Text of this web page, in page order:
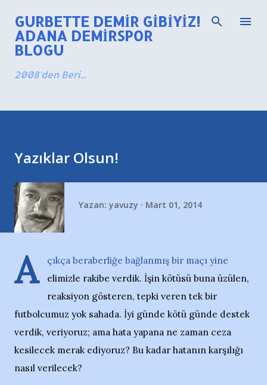
Ana içeriğe atla
GURBETTE DEMIR GIBIYIZ!
ADANA DEMIRSPOR
BLOGU
2008'den Beri...
Yazıklar Olsun!
Yazan: yavuzy Mart 01, 2014
A
çıkça beraberliğe bağlanmış bir maçı yine
elimizle rakibe verdik. İşin kötüsü buna üzülen,
reaksiyon gösteren, tepki veren tek bir
futbolcumuz yok sahada. İyi günde kötü günde destek
verdik, veriyoruz; ama hata yapana ne zaman ceza
kesilecek merak ediyoruz? Bu kadar hatanın karşılığı
nasıl verilecek?